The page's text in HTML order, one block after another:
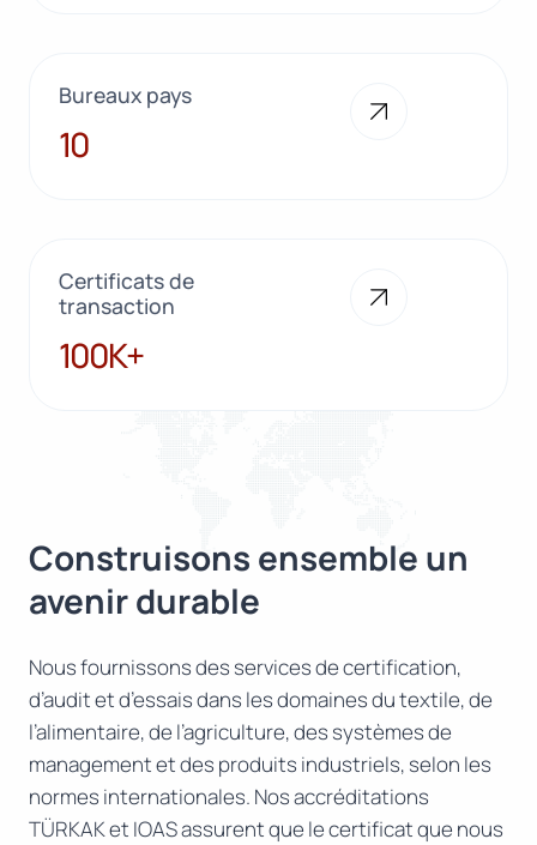
Bureaux pays
10
10
Certificats de
transaction
100K+
100K+
Construisons ensemble un
avenir durable
Nous fournissons des services de certification,
d’audit et d’essais dans les domaines du textile, de
l’alimentaire, de l’agriculture, des systèmes de
management et des produits industriels, selon les
normes internationales. Nos accréditations
TÜRKAK et IOAS assurent que le certificat que nous